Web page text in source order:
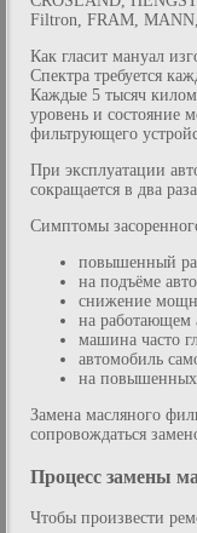
Filtron, FRAM,
Как гласит мануал
Спектра требуется
Каждые 5 тысяч
уровень и состояние
фильтрующего
При эксплуатации
сокращается в два
Симптомы
повышенный
на подъёме
снижение
на работающем
машина часто
автомобиль
на повышенных
Замена масляного
сопровождаться
Процесс замены
Чтобы произвести